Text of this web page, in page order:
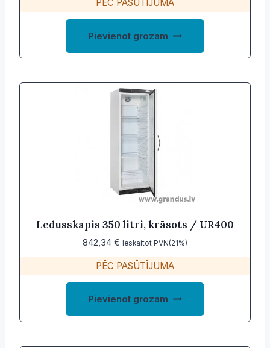
PĒC PASŪTĪJUMA
Pievienot grozam
Ledusskapis 350 litri, krāsots / UR400
842,34 € Ieskaitot PVN(21%)
PĒC PASŪTĪJUMA
Pievienot grozam